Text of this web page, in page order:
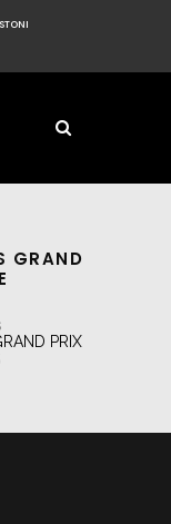
GRAND
PRIX